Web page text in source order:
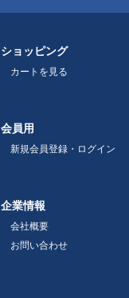
ショッピング
カートを見る
会員用
新規会員登録・ログイン
企業情報
会社概要
お問い合わせ